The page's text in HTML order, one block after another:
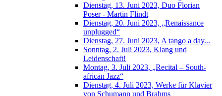
Dienstag, 13. Juni 2023, Duo Florian
Poser - Martin Flindt
Dienstag, 20. Juni 2023, „Renaissance
unplugged“
Dienstag, 27. Juni 2023, A tango a day...
Sonntag, 2. Juli 2023, Klang und
Leidenschaft!
Montag, 3. Juli 2023, „Recital – South-
african Jazz“
Dienstag, 4. Juli 2023, Werke für Klavier
von Schumann und Brahms